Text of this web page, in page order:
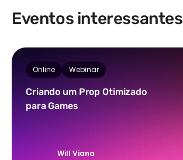
Eventos interessantes
Online Webinar
Criando um Prop Otimizado
para Games
Will Viana